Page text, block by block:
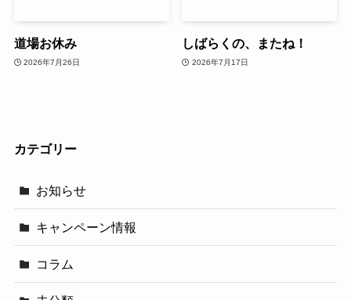
道場お休み
2026年7月26日
しばらくの、またね！
2026年7月17日
カテゴリー
お知らせ
キャンペーン情報
コラム